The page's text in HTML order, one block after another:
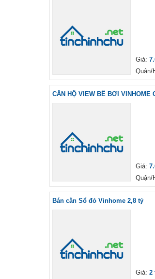
Giá:
Quận/
CĂN HỘ VIEW BỂ BƠI VINHOME
Giá:
Quận/
Bán căn Sổ đỏ Vinhome 2,8 tỷ
Giá: 2